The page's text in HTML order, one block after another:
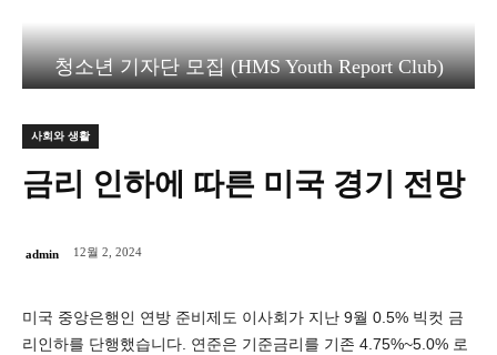
청소년 기자단 모집 (HMS Youth Report Club)
사회와 생활
금리 인하에 따른 미국 경기 전망
admin 12월 2, 2024
미국 중앙은행인 연방 준비제도 이사회가 지난 9월 0.5% 빅컷 금
리인하를 단행했습니다. 연준은 기준금리를 기존 4.75%~5.0% 로